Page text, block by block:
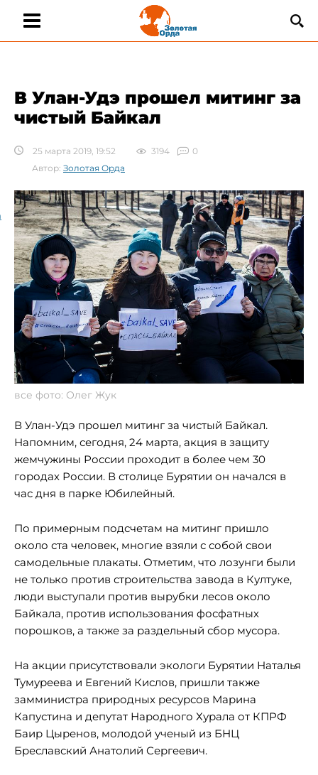
В Улан-Удэ прошел митинг за
чистый Байкал
25 марта 2019, 19:52 3194
0
Автор: Золотая Орда
все фото: Олег Жук
В Улан-Удэ прошел митинг за чистый Байкал.
Напомним, сегодня, 24 марта, акция в защиту
жемчужины России проходит в более чем 30
городах России. В столице Бурятии он начался в
час дня в парке Юбилейный.
По примерным подсчетам на митинг пришло
около ста человек, многие взяли с собой свои
самодельные плакаты. Отметим, что лозунги были
не только против строительства завода в Култуке,
люди выступали против вырубки лесов около
Байкала, против использования фосфатных
порошков, а также за раздельный сбор мусора.
На акции присутствовали экологи Бурятии Наталья
Тумуреева и Евгений Кислов, пришли также
замминистра природных ресурсов Марина
Капустина и депутат Народного Хурала от КПРФ
Баир Цыренов, молодой ученый из БНЦ
Бреславский Анатолий Сергеевич.